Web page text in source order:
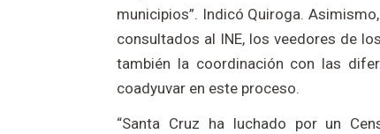
municipios”. Indicó Quiroga.
consultados al INE, los veedores de
también la coordinación con las
coadyuvar en este proceso.
“Santa Cruz ha luchado por un